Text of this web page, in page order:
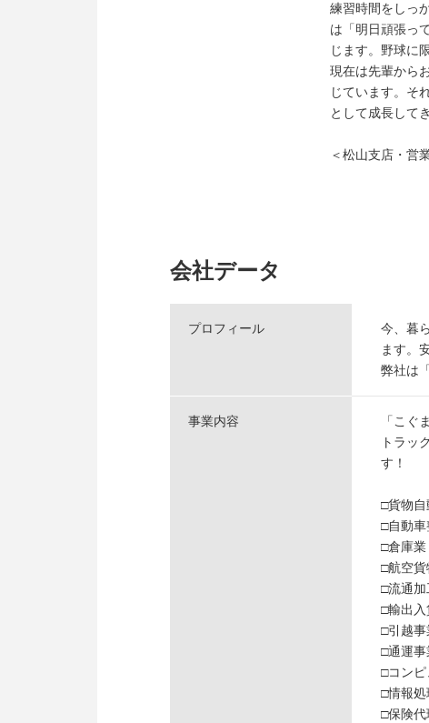
練習時間をしっ
は「明日頑張っ
じます。野球に
現在は先輩から
じています。そ
として成長して
＜松山支店・営
会社データ
プロフィール
今、暮
ます。
弊社は
事業内容
「こぐ
トラッ
す！
□貨物
□自動
□倉庫業
□航空
□流通加
□輸出入
□引越事
□通運事
□コン
□情報処
□保険代